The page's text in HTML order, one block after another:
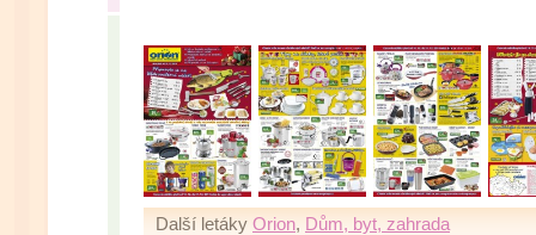
Další letáky Orion, Dům, byt, zahrada